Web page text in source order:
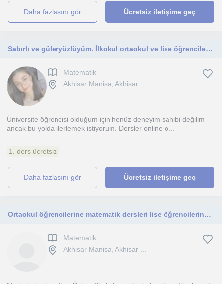
daha fazlasını gör Ücretsiz iletişime geç
Sabırlı ve güleryüzlüyüm. İlkokul ortaokul ve lise öğrencilerine ders anlatıyorum.
Matematik
Akhisar Manisa, Akhisar ...
Üniversite öğrencisi olduğum için henüz deneyim sahibi değilim
ancak bu yolda ilerlemek istiyorum. Dersler online o...
1. ders ücretsiz
daha fazlasını gör Ücretsiz iletişime geç
Ortaokul öğrencilerine matematik dersleri lise öğrencilerine ise tyt ve ayt kimya dersleri verilir
Matematik
Akhisar Manisa, Akhisar ...